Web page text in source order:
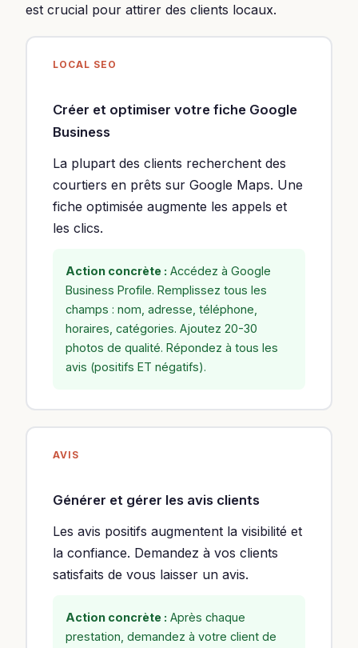
est crucial pour attirer des clients locaux.
LOCAL SEO
Créer et optimiser votre fiche Google
Business
La plupart des clients recherchent des
courtiers en prêts sur Google Maps. Une
fiche optimisée augmente les appels et
les clics.
Action concrète : Accédez à Google
Business Profile. Remplissez tous les
champs : nom, adresse, téléphone,
horaires, catégories. Ajoutez 20-30
photos de qualité. Répondez à tous les
avis (positifs ET négatifs).
AVIS
Générer et gérer les avis clients
Les avis positifs augmentent la visibilité et
la confiance. Demandez à vos clients
satisfaits de vous laisser un avis.
Action concrète : Après chaque
prestation, demandez à votre client de